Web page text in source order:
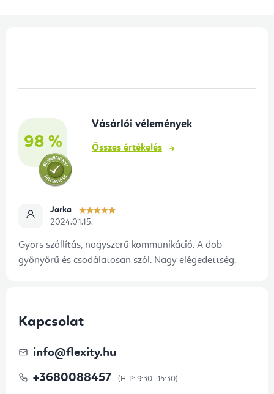
98 %
Vásárlói vélemények
Összes értékelés
Jarka
2024.01.15.
Gyors szállítás, nagyszerű kommunikáció. A dob
gyönyörű és csodálatosan szól. Nagy elégedettség.
Kapcsolat
info@flexity.hu
+3680088457